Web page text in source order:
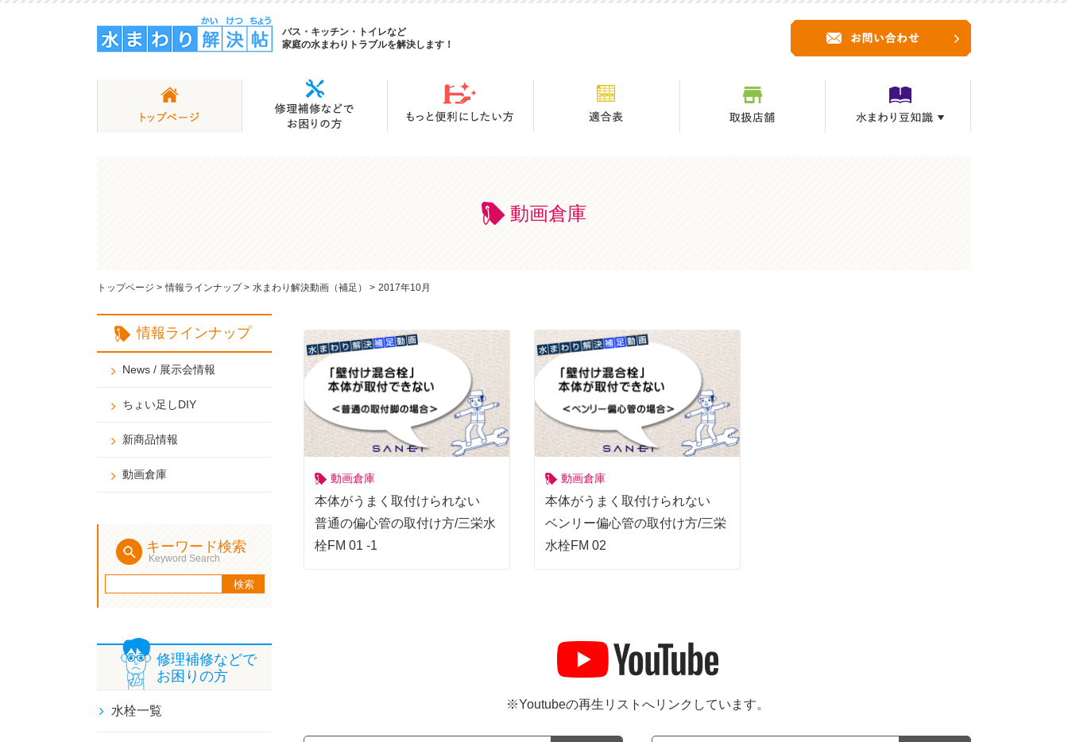
バス・キッチン・トイレなど
家庭の水まわりトラブルを解決します！
動画倉庫
トップページ > 情報ラインナップ> 水まわり解決動画（補足） > 2017年10月
動画倉庫
本体がうまく取付けられない
普通の偏心管の取付け方/三栄水
栓FM 01 -1
動画倉庫
本体がうまく取付けられない
ベンリー偏心管の取付け方/三栄
水栓FM 02
※Youtubeの再生リストへリンクしています。
情報ラインナップ
News / 展示会情報
ちょい足しDIY
新商品情報
動画倉庫
キーワード検索
Keyword Search
修理補修などで
お困りの方
水栓一覧